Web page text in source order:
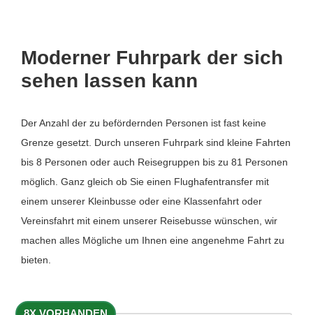
Moderner Fuhrpark der sich
sehen lassen kann
Der Anzahl der zu befördernden Personen ist fast keine
Grenze gesetzt. Durch unseren Fuhrpark sind kleine Fahrten
bis 8 Personen oder auch Reisegruppen bis zu 81 Personen
möglich. Ganz gleich ob Sie einen Flughafentransfer mit
einem unserer Kleinbusse oder eine Klassenfahrt oder
Vereinsfahrt mit einem unserer Reisebusse wünschen, wir
machen alles Mögliche um Ihnen eine angenehme Fahrt zu
bieten.